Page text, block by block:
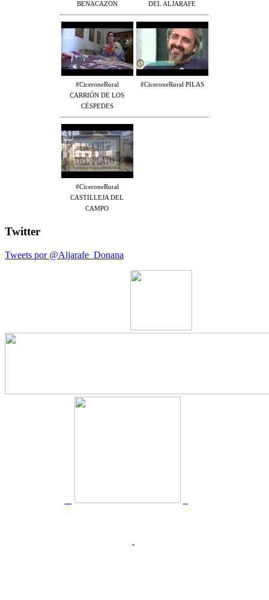
BENACAZÓN
DEL ALJARAFE
#CiceroneRural
CARRIÓN DE LOS
CÉSPEDES
#CiceroneRural PILAS
#CiceroneRural
CASTILLEJA DEL
CAMPO
Twitter
Tweets por @Aljarafe_Donana